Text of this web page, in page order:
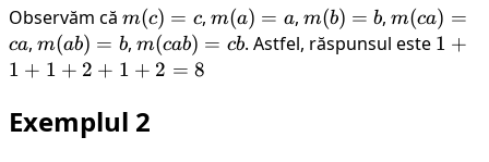
Observăm că m(c)
= c
m(c) = c, m(a)
= a
m(a) = a, m(b)
= b
m(b) = b,m(ca)
= ca
m(ca) =
ca, m(ab)
= b
m(ab) = b, m(cab)
= cb
m(cab) = cb. Astfel, răspunsul este 1 +
1 + 1 + 2 + 1 + 2 = 8
Exemplul 2